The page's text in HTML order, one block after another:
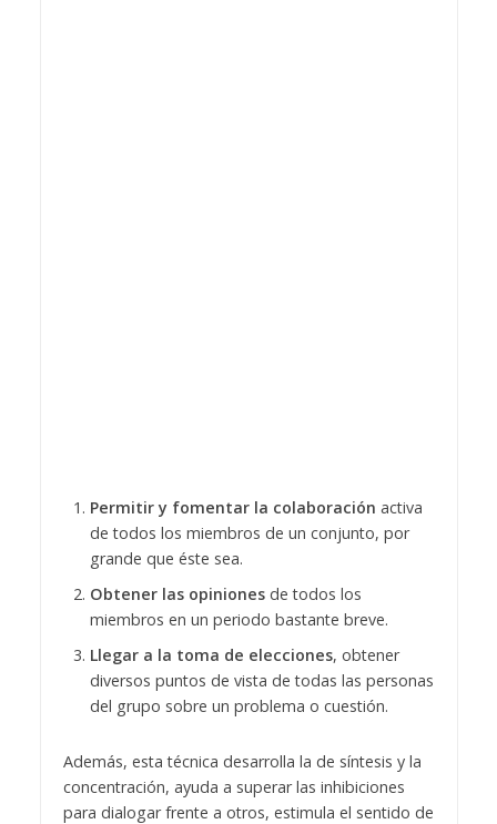
Permitir y fomentar la colaboración activa
de todos los miembros de un conjunto, por
grande que éste sea.
Obtener las opinionesde todos los
miembros en un periodo bastante breve.
Llegar a la toma de elecciones, obtener
diversos puntos de vista de todas las personas
del grupo sobre un problema o cuestión.
Además, esta técnica desarrolla la de síntesis y la
concentración, ayuda a superar las inhibiciones
para dialogar frente a otros, estimula el sentido de